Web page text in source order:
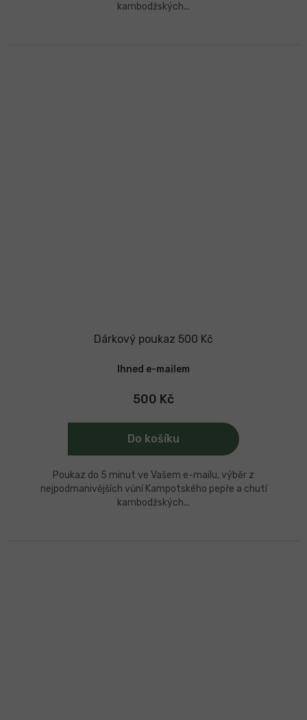
kambodžských...
Dárkový poukaz 500 Kč
Ihned e-mailem
500 Kč
Do košíku
Poukaz do 5 minut ve Vašem e-mailu, výběr z
nejpodmanivějších vůní Kampotského pepře a chutí
kambodžských...